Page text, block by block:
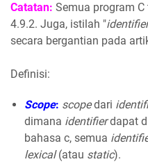
Catatan: Semua program
4.9.2. Juga, istilah "identifier
secara bergantian pada
Definisi:
Scope: scopedari
dimana identifierdapat
bahasa c, semua
lexical(atau static).